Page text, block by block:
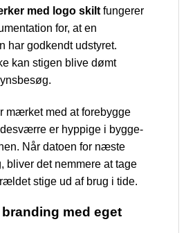
med logo skilt fungerer
for, at en
har godkendt udstyret.
kan stigen blive dømt
mærket med at forebygge
er hyppige i bygge-
Når datoen for næste
bliver det nemmere at tage
stige ud af brug i tide.
med eget